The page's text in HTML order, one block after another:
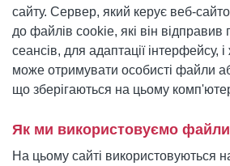
сайту. Сервер, який керує веб-
до файлів cookie, які він відправив
сеансів, для адаптації
може отримувати особисті файли
що зберігаються на цьому
Як ми використовуємо
На цьому сайті використовуються